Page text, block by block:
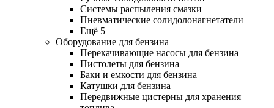
Системы распыления смазки
Пневматические солидолонагнетатели
Ещё 5
Оборудование для бензина
Перекачивающие насосы для бензина
Пистолеты для бензина
Баки и емкости для бензина
Катушки для бензина
Передвижные цистерны для хранения